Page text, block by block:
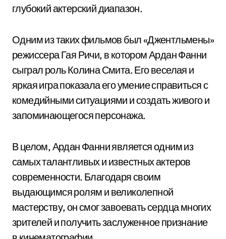
глубокий актерский диапазон.
Одним из таких фильмов был «Джентльмены»
режиссера Гая Ричи, в котором Ардан Фанни
сыграл роль Колина Смита. Его веселая и
яркая игра показала его умение справиться с
комедийными ситуациями и создать живого и
запоминающегося персонажа.
В целом, Ардан Фанни является одним из
самых талантливых и известных актеров
современности. Благодаря своим
выдающимся ролям и великолепной
мастерству, он смог завоевать сердца многих
зрителей и получить заслуженное признание